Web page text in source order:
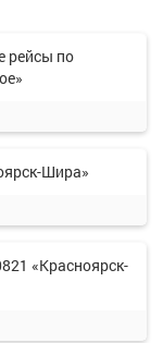
рейсы по
Шира»
«Красноярск-